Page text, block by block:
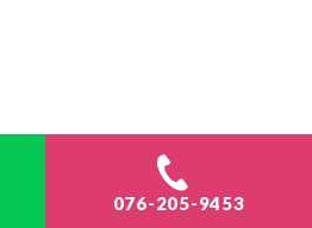
076-205-9453